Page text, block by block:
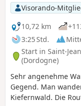
Visorando-
10,72 km
3:25 Std.
Start in Saint-
(Dordogne)
Sehr angenehme
Gegend. Man
Kiefernwald. Die